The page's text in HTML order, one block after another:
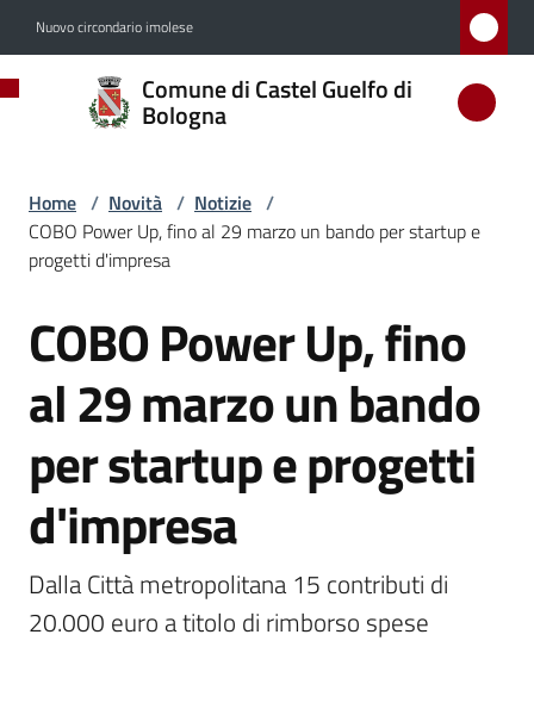
Nuovo circondario imolese
Comune di Castel Guelfo di
Bologna
Comune
di
Guelfo
di
Bologna
Amministrazione
Novità
Menu selezionato
Servizi
Vivere
Castel
Home / Novità / Notizie /
COBO Power Up, fino al 29 marzo un bando per startup e
progetti d'impresa
Salta al contenuto
COBO Power Up, fino
al 29 marzo un bando
per startup e progetti
d'impresa
Dalla Città metropolitana 15 contributi di
20.000 euro a titolo di rimborso spese